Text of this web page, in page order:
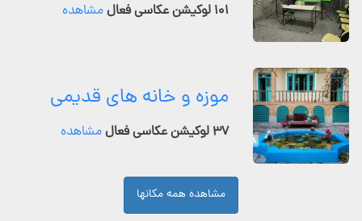
۱۰۱ لوکیشن عکاسی فعال مشاهده
موزه و خانه های قدیمی
۳۷ لوکیشن عکاسی فعال مشاهده
مشاهده همه مکانها